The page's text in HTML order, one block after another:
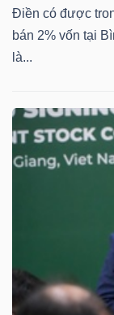
Điền có được
bán 2% vốn tại
là...